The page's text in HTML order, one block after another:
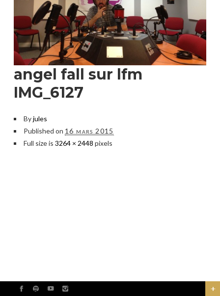
angel fall sur lfm
IMG_6127
Byjules
Published on 16 mars 2015
Full size is 3264 × 2448 pixels